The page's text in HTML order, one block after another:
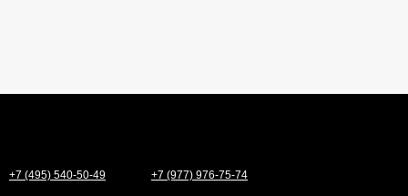
+7 (495) 540-50-49 +7 (977) 976-75-74